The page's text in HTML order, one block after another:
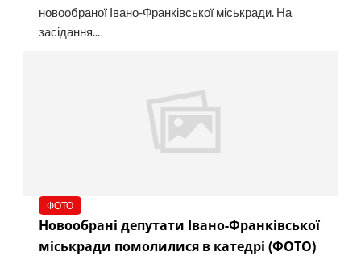
новообраної Івано-Франківської міськради. На
засідання...
ФОТО
Новообрані депутати Івано-Франківської
міськради помолилися в катедрі (ФОТО)